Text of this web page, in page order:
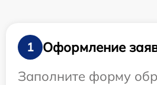
1
Оформление
Заполните форму